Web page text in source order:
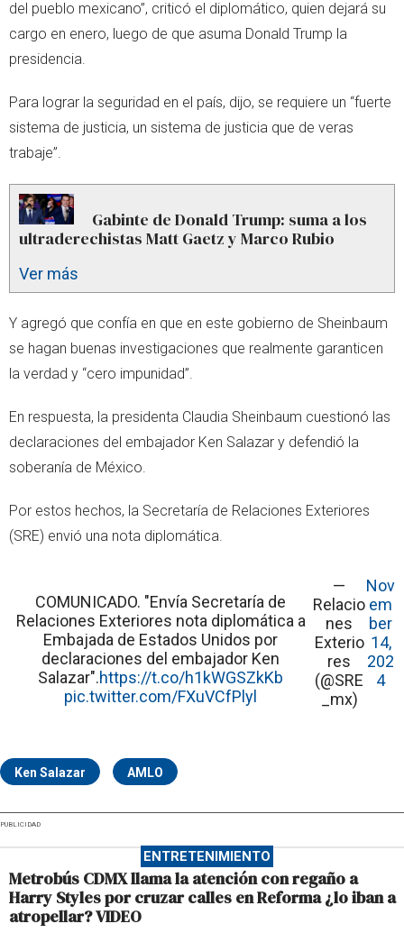
del pueblo mexicano”, criticó el diplomático, quien dejará su
cargo en enero, luego de que asuma Donald Trump la
presidencia.
Para lograr la seguridad en el país, dijo, se requiere un “fuerte
sistema de justicia, un sistema de justicia que de veras
trabaje”.
Gabinte de Donald Trump: suma a los
ultraderechistas Matt Gaetz y Marco Rubio
Ver más
Y agregó que confía en que en este gobierno de Sheinbaum
se hagan buenas investigaciones que realmente garanticen
la verdad y “cero impunidad”.
En respuesta, la presidenta Claudia Sheinbaum cuestionó las
declaraciones del embajador Ken Salazar y defendió la
soberanía de México.
Por estos hechos, la Secretaría de Relaciones Exteriores
(SRE) envió una nota diplomática.
COMUNICADO. "Envía Secretaría de
Relaciones Exteriores nota diplomática a
Embajada de Estados Unidos por
declaraciones del embajador Ken
Salazar".https://t.co/h1kWGSZkKb
pic.twitter.com/FXuVCfPlyl
—
Relacio
nes
Exterio
res
(@SRE
_mx)
Nov
em
ber
14,
202
4
Ken Salazar AMLO
PUBLICIDAD
ENTRETENIMIENTO
Metrobús CDMX llama la atención con regaño a
Harry Styles por cruzar calles en Reforma ¿lo iban a
atropellar? VIDEO